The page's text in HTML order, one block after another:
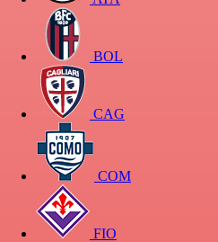
BOL
CAG
COM
FIO